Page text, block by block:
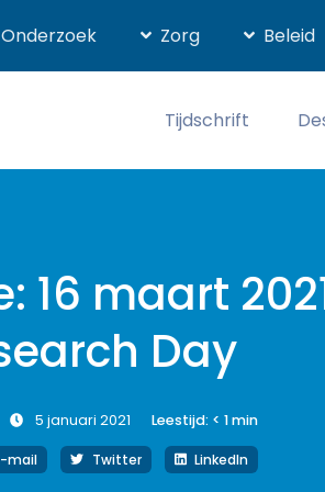
Onderzoek Zorg Beleid
Tijdschrift
16 maart
Day
5 januari 2021 Leestijd: < 1min
mail Twitter LinkedIn